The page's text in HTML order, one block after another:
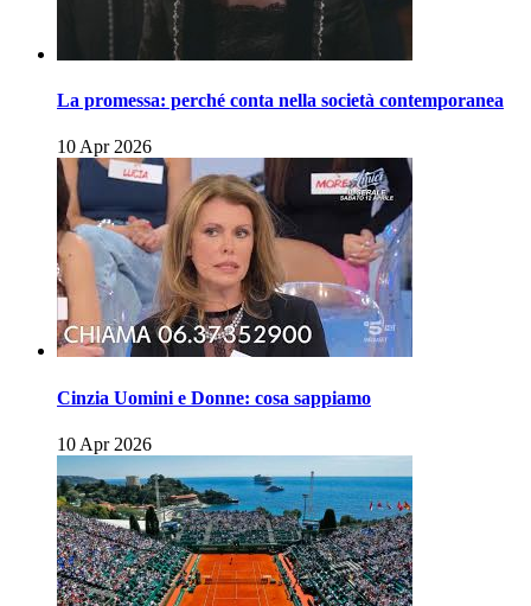
La promessa: perché conta nella società contemporanea
10 Apr 2026
Cinzia Uomini e Donne: cosa sappiamo
10 Apr 2026